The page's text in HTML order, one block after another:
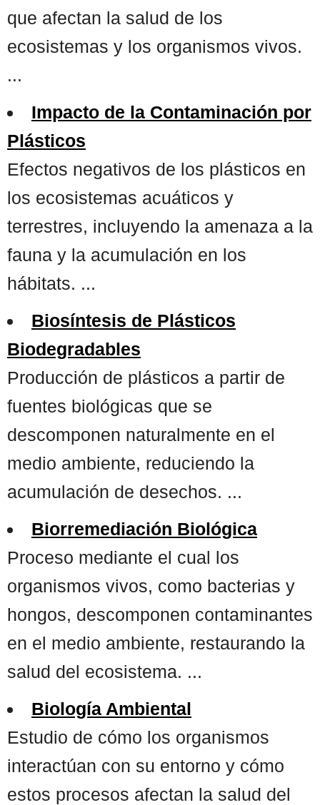
que afectan la salud de los
ecosistemas y los organismos vivos.
...
Impacto de la Contaminación por
Plásticos
Efectos negativos de los plásticos en
los ecosistemas acuáticos y
terrestres, incluyendo la amenaza a la
fauna y la acumulación en los
hábitats. ...
Biosíntesis de Plásticos
Biodegradables
Producción de plásticos a partir de
fuentes biológicas que se
descomponen naturalmente en el
medio ambiente, reduciendo la
acumulación de desechos. ...
Biorremediación Biológica
Proceso mediante el cual los
organismos vivos, como bacterias y
hongos, descomponen contaminantes
en el medio ambiente, restaurando la
salud del ecosistema. ...
Biología Ambiental
Estudio de cómo los organismos
interactúan con su entorno y cómo
estos procesos afectan la salud del